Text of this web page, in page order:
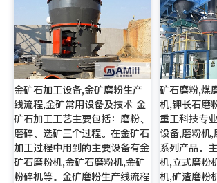
金矿石加工设备,金矿磨粉生产
线流程,金矿常用设备及技术 金
矿石加工工艺主要包括：磨粉、
磨碎、选矿三个过程。在金矿石
加工过程中用到的主要设备有金
矿石磨粉机,金矿石磨粉机,金矿
粉碎机等。金矿磨粉生产线流程
矿石磨粉,煤
机,钾长石磨
重工科技专
设备,磨粉机
系列产品。
机,立式磨粉
机,矿渣磨粉